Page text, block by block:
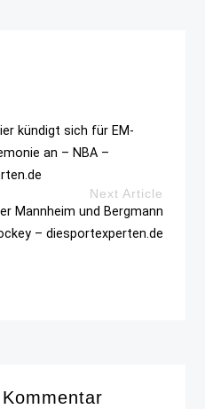
kündigt sich für EM-
an – NBA –
Next Article
Mannheim und Bergmann
– diesportexperten.de